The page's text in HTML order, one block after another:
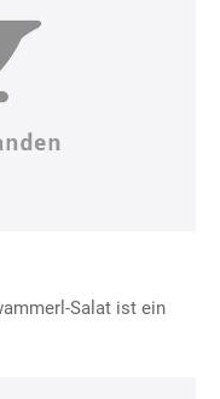
Salat ist ein